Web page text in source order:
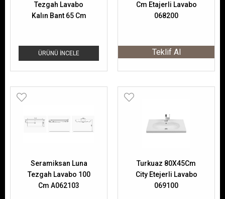
ÜRÜNÜ İNCELE
Tezgah Lavabo
Kalın Bant 65 Cm
Cm Etajerli Lavabo
068200
Teklif Al
Seramiksan Luna
Tezgah Lavabo 100
Cm A062103
Turkuaz 80X45Cm
City Etejerli Lavabo
069100